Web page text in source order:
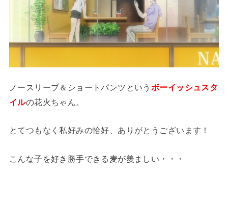
ノースリーブ＆ショートパンツという ボーイッシュスタ
イルの花火ちゃん。
とてつもなく私好みの恰好、ありがとうございます！
こんな子を好き勝手できる麦が羨ましい・・・